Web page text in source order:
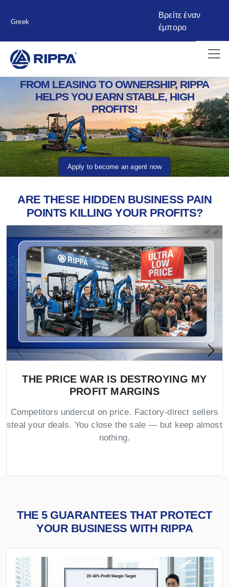
Greek
Βρείτε έναν
έμπορο
FROM LEASING TO OWNERSHIP, RIPPA
HELPS YOU EARN STABLE, HIGH
PROFITS!
Apply to become an agent now
ARE THESE HIDDEN BUSINESS PAIN
POINTS KILLING YOUR PROFITS?
THE PRICE WAR IS DESTROYING MY
PROFIT MARGINS
Competitors undercut on price. Factory-direct sellers
steal your deals. You close the sale — but keep almost
nothing.
THE 5 GUARANTEES THAT PROTECT
YOUR BUSINESS WITH RIPPA